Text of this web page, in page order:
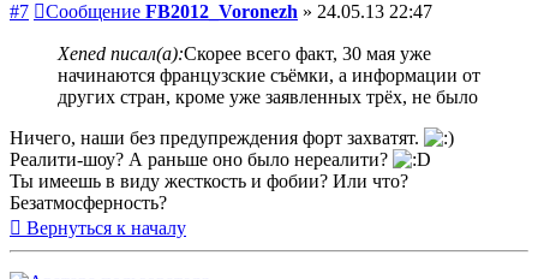
#7 Сообщение FB2012_Voronezh » 24.05.13 22:47
Xened писал(а):Скорее всего факт, 30 мая уже
начинаются французские съёмки, а информации от
других стран, кроме уже заявленных трёх, не было
Ничего, наши без предупреждения форт захватят.
Реалити-шоу? А раньше оно было нереалити?
Ты имеешь в виду жесткость и фобии? Или что?
Безатмосферность?
Вернуться к началу